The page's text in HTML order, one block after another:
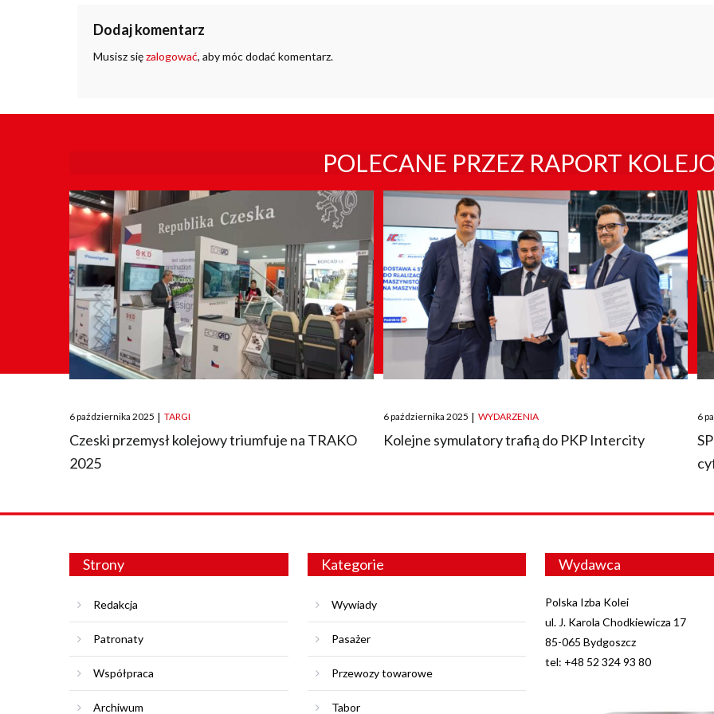
Dodaj komentarz
Musisz sięzalogować, aby móc dodać komentarz.
POLECANE PRZEZ RAPORT
Posted
on
6 października 2025 | TARGI
Czeski przemysł kolejowy triumfuje na TRAKO
2025
Posted
on
6 października 2025 | WYDARZENIA
Kolejne symulatory trafią do PKP Intercity
on
6
Strony
Redakcja
Patronaty
Współpraca
Archiwum
Kategorie
Wywiady
Pasażer
Przewozy towarowe
Tabor
Wydawca
Polska Izba Kolei
ul. J. Karola Chodkiewicza 17
85-065 Bydgoszcz
tel: +48 52 324 93 80